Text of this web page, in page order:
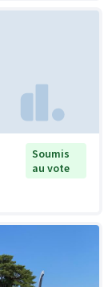
Soumis
au vote